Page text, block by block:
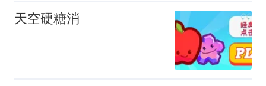
天空硬糖消